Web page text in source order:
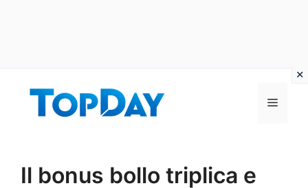
Menu
Il bonus bollo triplica e